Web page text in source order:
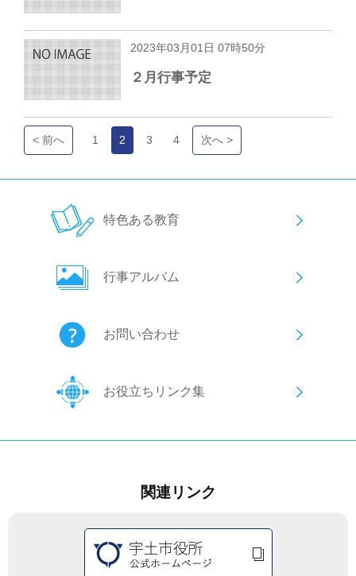
2023年03月01日 07時50分
２月行事予定
< 前へ 1 2 3 4 次へ >
特色ある教育
行事アルバム
お問い合わせ
お役立ちリンク集
関連リンク